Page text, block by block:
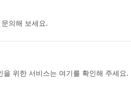
의해 보세요.
위한 서비스는 여기를 확인해 주세요.